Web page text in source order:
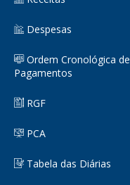
Despesas
Ordem Cronológica de
Pagamentos
RGF
PCA
Tabela das Diárias